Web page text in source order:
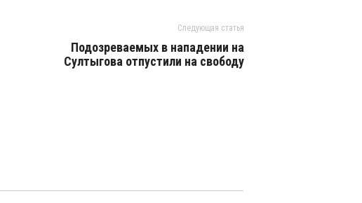
Следующая статья
Подозреваемых в нападении на
Султыгова отпустили на свободу